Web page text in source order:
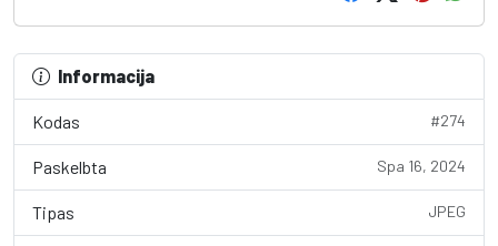
Informacija
Kodas #274
Paskelbta Spa 16, 2024
Tipas JPEG